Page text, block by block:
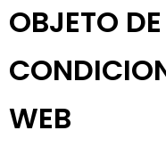
OBJETO
WEB